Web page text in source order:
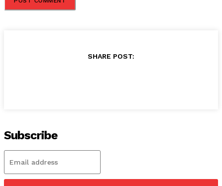
SHARE POST:
Subscribe